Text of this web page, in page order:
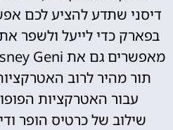
דיסני שתדע להציע לכם
בפארק כדי לייעל ולשפר
תור מהיר לרוב
עבור האטרקציות
שילוב של כרטיס הופר